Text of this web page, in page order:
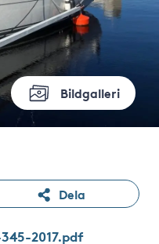
Bildgalleri
Dela
2017.pdf